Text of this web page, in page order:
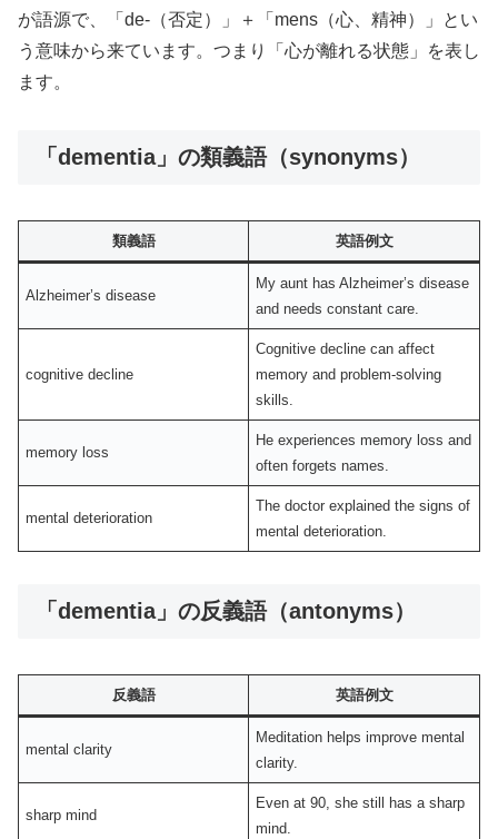
が語源で、「de-（否定）」＋「mens（心、精神）」とい
う意味から来ています。つまり「心が離れる状態」を表し
ます。
「dementia」の類義語（synonyms）
類義語 英語例文
Alzheimer’s disease
My aunt has Alzheimer’s disease
and needs constant care.
cognitive decline
Cognitive decline can affect
memory and problem-solving
skills.
memory loss
He experiences memory loss and
often forgets names.
mental deterioration
The doctor explained the signs of
mental deterioration.
「dementia」の反義語（antonyms）
反義語 英語例文
mental clarity
Meditation helps improve mental
clarity.
sharp mind
Even at 90, she still has a sharp
mind.